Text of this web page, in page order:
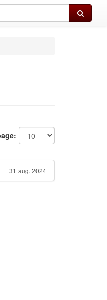
Sök
31 aug. 2024